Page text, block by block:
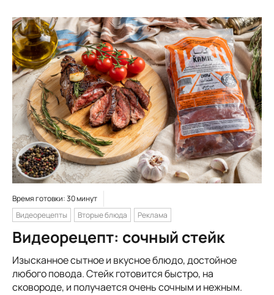
Время готовки: 30 минут
Видеорецепты
Вторые блюда Реклама
Видеорецепт: сочный стейк
Изысканное сытное и вкусное блюдо, достойное
любого повода. Стейк готовится быстро, на
сковороде, и получается очень сочным и нежным.